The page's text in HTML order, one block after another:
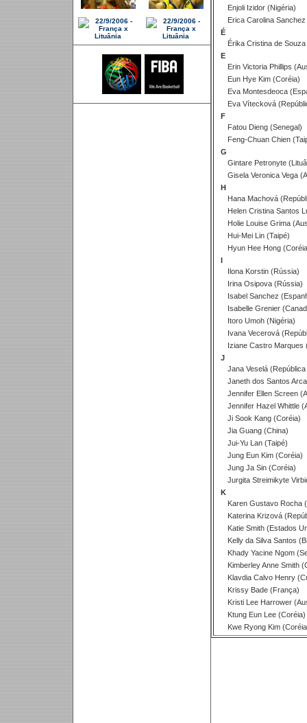
Enjoli Izidor (Nigéria)
Erica Carolina
É
Érika Cristina de
E
Erin Victoria Phillips
Eun Hye Kim (Coréia)
Eva Montesdeoca
Eva Vítecková
F
Fatou Dieng (Senegal)
Feng-Chuan Chien
G
Gintare Petronyte
Gisela Veronica Vega
H
Hana Machová
Helen Cristina Santos
Holie Louise Grima
Hui-Mei Lin (Taipé)
Hyun Hee Hong
I
Ilona Korstin (Rússia)
Irina Osipova (Rússia)
Isabel Sanchez
Isabelle Grenier
Itoro Umoh (Nigéria)
Ivana Vecerová
Iziane Castro Marques
J
Jana Veselá
Janeth dos Santos
Jennifer Ellen Screen
Jennifer Hazel Whittle
Ji Sook Kang (Coréia)
Jia Guang (China)
Jui-Yu Lan (Taipé)
Jung Eun Kim (Coréia)
Jung Ja Sin (Coréia)
Jurgita Streimikyte
K
Karen Gustavo Rocha
Katerina Krizová
Katie Smith (Estados
Kelly da Silva Santos
Khady Yacine Ngom
Kimberley Anne Smith
Klavdia Calvo Henry
Krissy Bade (França)
Kristi Lee Harrower
Ktung Eun Lee (Coréia)
Kwe Ryong Kim